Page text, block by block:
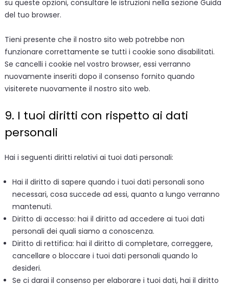
su queste opzioni, consultare le istruzioni nella sezione Guida
del tuo browser.
Tieni presente che il nostro sito web potrebbe non
funzionare correttamente se tutti i cookie sono disabilitati.
Se cancelli i cookie nel vostro browser, essi verranno
nuovamente inseriti dopo il consenso fornito quando
visiterete nuovamente il nostro sito web.
9. I tuoi diritti con rispetto ai dati
personali
Hai i seguenti diritti relativi ai tuoi dati personali:
Hai il diritto di sapere quando i tuoi dati personali sono
necessari, cosa succede ad essi, quanto a lungo verranno
mantenuti.
Diritto di accesso: hai il diritto ad accedere ai tuoi dati
personali dei quali siamo a conoscenza.
Diritto di rettifica: hai il diritto di completare, correggere,
cancellare o bloccare i tuoi dati personali quando lo
desideri.
Se ci darai il consenso per elaborare i tuoi dati, hai il diritto